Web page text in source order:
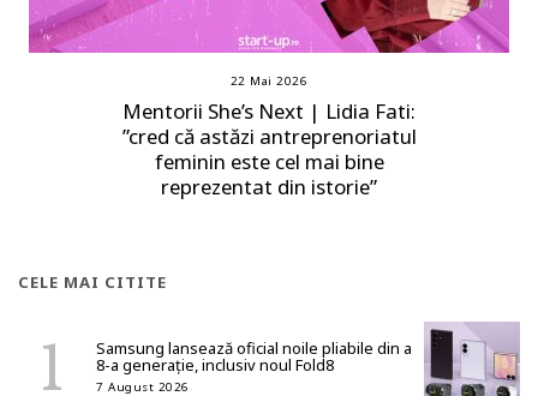
22 Mai 2026
Mentorii She’s Next | Lidia Fati:
”cred că astăzi antreprenoriatul
feminin este cel mai bine
reprezentat din istorie”
CELE MAI CITITE
Samsung lansează oficial noile pliabile din a
8-a generație, inclusiv noul Fold8
7 August 2026